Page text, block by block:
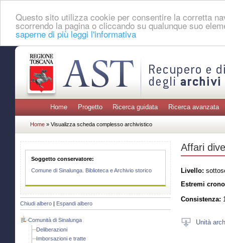
Questo sito utilizza cookie per consentire la corretta
scorrendo la pagina o cliccando su qualunque suo
saperne di più leggi l'informativa
Home Progetto Ricerca guidata Ricerca avanzata
Home » Visualizza scheda complesso archivistico
Soggetto conservatore:
Comune di Sinalunga. Biblioteca e Archivio storico
Chiudi albero Espandi albero
Comunità di Sinalunga
Deliberazioni
Imborsazioni e tratte
Affari
Livello:
Estremi
Consistenza:
Unità